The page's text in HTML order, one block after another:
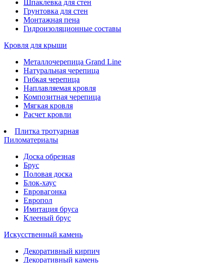
Шпаклевка для стен
Грунтовка для стен
Монтажная пена
Гидроизоляционные составы
Кровля для крыши
Металлочерепица Grand Line
Натуральная черепица
Гибкая черепица
Наплавляемая кровля
Композитная черепица
Мягкая кровля
Расчет кровли
Плитка тротуарная
Пиломатериалы
Доска обрезная
Брус
Половая доска
Блок-хаус
Евровагонка
Европол
Имитация бруса
Клееный брус
Искусственный камень
Декоративный кирпич
Декоративный камень